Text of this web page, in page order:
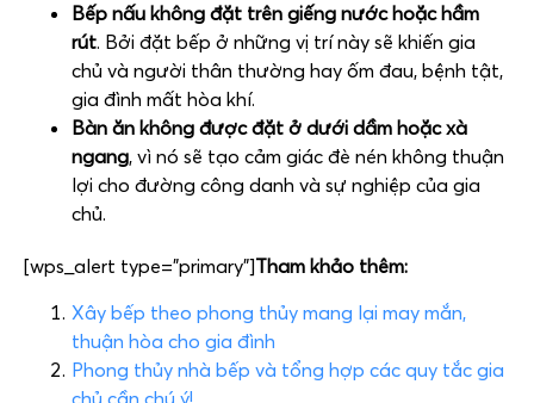
Bếp nấu không đặt trên giếng nước hoặc hầm
rút. Bởi đặt bếp ở những vị trí này sẽ khiến gia
chủ và người thân thường hay ốm đau, bệnh tật,
gia đình mất hòa khí.
Bàn ăn không được đặt ở dưới dầm hoặc xà
ngang, vì nó sẽ tạo cảm giác đè nén không thuận
lợi cho đường công danh và sự nghiệp của gia
chủ.
[wps_alert type=”primary”]Tham khảo thêm:
Xây bếp theo phong thủy mang lại may mắn,
thuận hòa cho gia đình
Phong thủy nhà bếp và tổng hợp các quy tắc gia
chủ cần chú ý!